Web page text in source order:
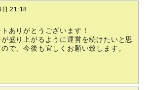
日 21:18
ありがとうございます！
盛り上がるように運営を続けたいと思
で、今後も宜しくお願い致します。